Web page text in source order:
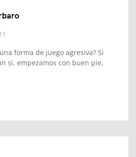
forma de juego agresiva? Si
si, empezamos con buen pie,